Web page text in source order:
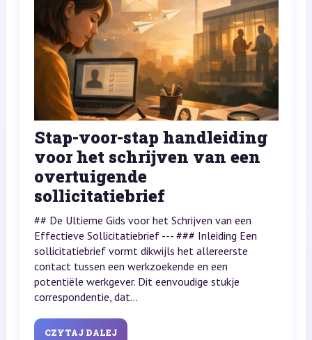
Stap-voor-stap handleiding
voor het schrijven van een
overtuigende
sollicitatiebrief
## De Ultieme Gids voor het Schrijven van een
Effectieve Sollicitatiebrief --- ### Inleiding Een
sollicitatiebrief vormt dikwijls het allereerste
contact tussen een werkzoekende en een
potentiële werkgever. Dit eenvoudige stukje
correspondentie, dat...
CZYTAJ DALEJ